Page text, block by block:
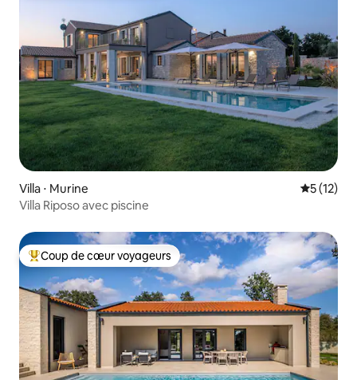
Villa ⋅ Murine
5 (12)
Villa Riposo avec piscine
Coups de cœur voyageurs les plus appréciés
Coup de cœur voyageurs